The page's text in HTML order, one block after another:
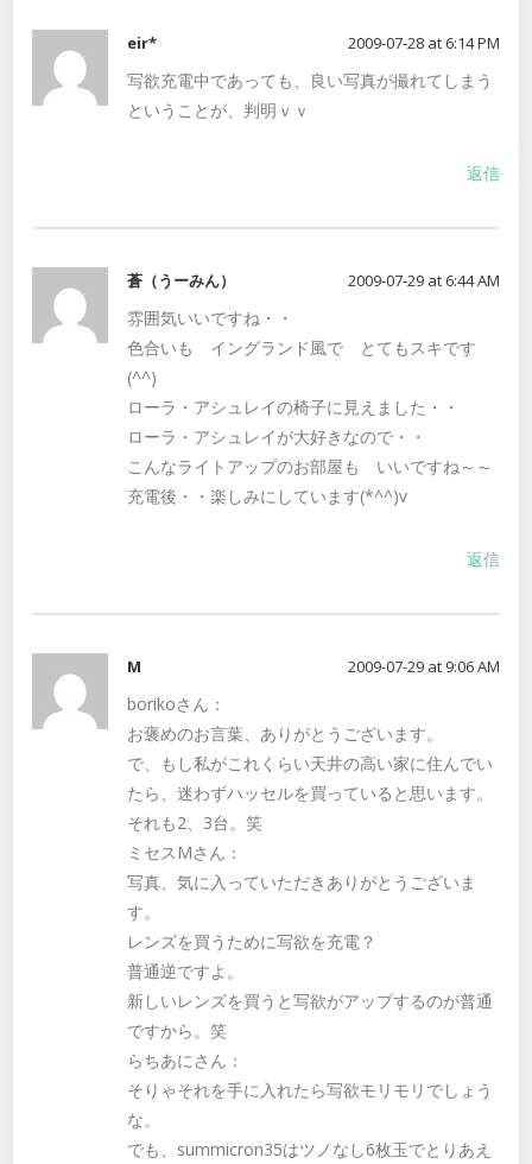
eir* 2009-07-28 at 6:14 PM
写欲充電中であっても、良い写真が撮れてしまう
ということが、判明ｖｖ
返信
蒼（うーみん） 2009-07-29 at 6:44 AM
雰囲気いいですね・・
色合いも イングランド風で とてもスキです
(^^)
ローラ・アシュレイの椅子に見えました・・
ローラ・アシュレイが大好きなので・・
こんなライトアップのお部屋も いいですね～～
充電後・・楽しみにしています(*^^)v
返信
M 2009-07-29 at 9:06 AM
borikoさん：
お褒めのお言葉、ありがとうございます。
で、もし私がこれくらい天井の高い家に住んでい
たら、迷わずハッセルを買っていると思います。
それも2、3台。笑
ミセスMさん：
写真、気に入っていただきありがとうございま
す。
レンズを買うために写欲を充電？
普通逆ですよ。
新しいレンズを買うと写欲がアップするのが普通
ですから。笑
らちあにさん：
そりゃそれを手に入れたら写欲モリモリでしょう
な。
でも、summicron35はツノなし6枚玉でとりあえ